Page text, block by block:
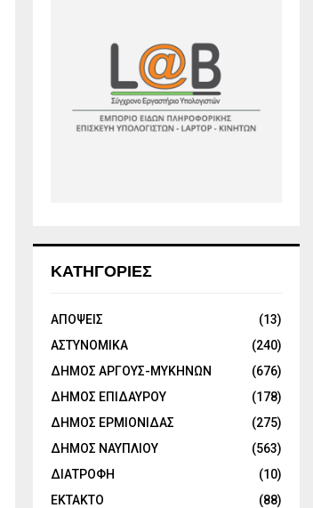
ΚΑΤΗΓΟΡΙΕΣ
ΑΠΟΨΕΙΣ
(13)
ΑΣΤΥΝΟΜΙΚΑ
(240)
ΔΗΜΟΣ ΑΡΓΟΥΣ-ΜΥΚΗΝΩΝ
(676)
ΔΗΜΟΣ ΕΠΙΔΑΥΡΟΥ
(178)
ΔΗΜΟΣ ΕΡΜΙΟΝΙΔΑΣ
(275)
ΔΗΜΟΣ ΝΑΥΠΛΙΟΥ
(563)
ΔΙΑΤΡΟΦΗ
(10)
ΕΚΤΑΚΤΟ
(88)